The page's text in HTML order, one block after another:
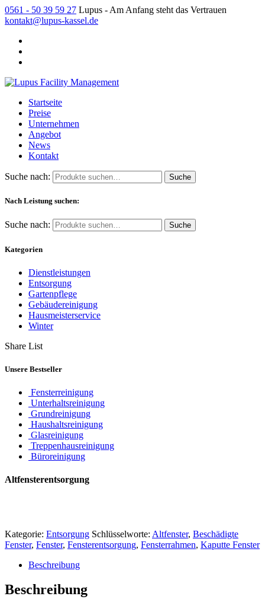
0561 - 50 39 59 27 Lupus - Am Anfang steht das Vertrauen
kontakt@lupus-kassel.de
Startseite
Preise
Unternehmen
Angebot
News
Kontakt
Suche nach:
Nach Leistung suchen:
Suche nach:
Kategorien
Dienstleistungen
Entsorgung
Gartenpflege
Gebäudereinigung
Hausmeisterservice
Winter
Share List
Unsere Bestseller
Fensterreinigung
Unterhaltsreinigung
Grundreinigung
Haushaltsreinigung
Glasreinigung
Treppenhausreinigung
Büroreinigung
Altfensterentsorgung
Kategorie: Entsorgung Schlüsselworte: Altfenster, Beschädigte
Fenster, Fenster, Fensterentsorgung, Fensterrahmen, Kaputte Fenster
Beschreibung
Beschreibung